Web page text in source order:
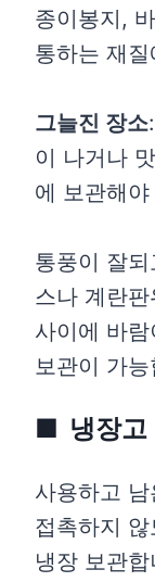
종이봉지,
통하는 재
그늘진 장소
이 나거나
에 보관해
통풍이 잘
스나 계란
사이에 바
보관이 가능
냉장고
사용하고
접촉하지
냉장 보관